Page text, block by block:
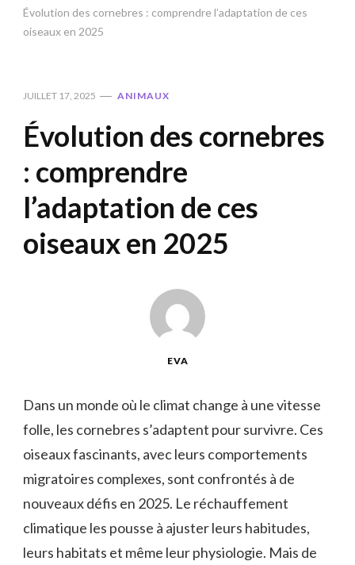
Évolution des cornebres : comprendre l’adaptation de ces
oiseaux en 2025
JUILLET 17, 2025 ANIMAUX
Évolution des cornebres
: comprendre
l’adaptation de ces
oiseaux en 2025
EVA
Dans un monde où le climat change à une vitesse
folle, les cornebres s’adaptent pour survivre. Ces
oiseaux fascinants, avec leurs comportements
migratoires complexes, sont confrontés à de
nouveaux défis en 2025. Le réchauffement
climatique les pousse à ajuster leurs habitudes,
leurs habitats et même leur physiologie. Mais de